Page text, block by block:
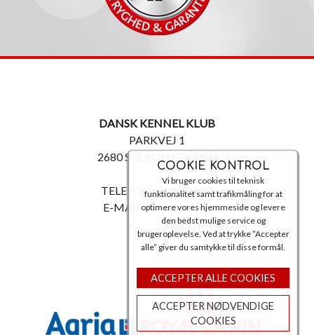
COOKIE KONTROL
Vi bruger cookies til teknisk
funktionalitet samt trafikmåling for at
optimere vores hjemmeside og levere
den bedst mulige service og
brugeroplevelse. Ved at trykke ”Accepter
alle” giver du samtykke til disse formål.
ACCEPTER ALLE COOKIES
ACCEPTER NØDVENDIGE
COOKIES
DANSK KENNEL KLUB
PARKVEJ 1
2680 SOLRØD STRAND
TELEFON: 56 18 81 00
E-MAIL:post@dkk.dk